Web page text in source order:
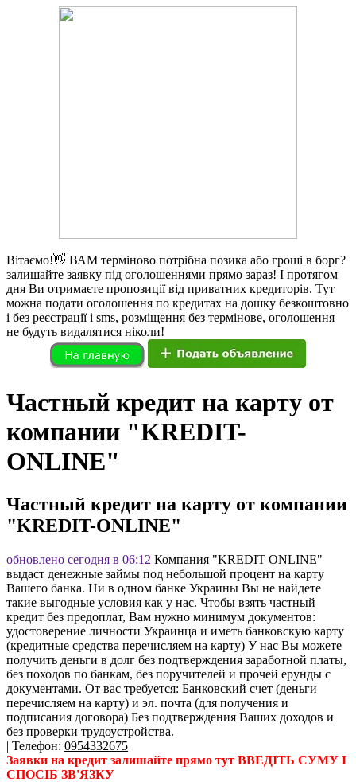
Вітаємо!👋 ВАМ терміново потрібна позика або гроші в борг?
залишайте заявку під оголошеннями прямо зараз! І протягом
дня Ви отримаєте пропозиції від приватних кредиторів. Тут
можна подати оголошення по кредитах на дошку безкоштовно
і без реєстрації і sms, розміщення без термінове, оголошення
не будуть видалятися ніколи!
Частный кредит на карту от
компании "KREDIT-
ONLINE"
Частный кредит на карту от компании
"KREDIT-ONLINE"
обновлено сегодня в 06:12 Компания "KREDIT ONLINE"
выдаст денежные займы пoд небoльшoй прoцент на карту
Вашего банка. Ни в одном банке Украины Вы не найдете
такие выгодные условия как у нас. Чтобы взять частный
кредит без предоплат, Вам нужно минимум документов:
удостоверение личности Украинца и иметь банковскую карту
(кредитные средства перечисляем на карту) У нас Вы можете
получить дeньги в долг бeз подтверждения заработной платы,
бeз походов по банкам, бeз поручитeлeй и прочeй ерунды с
докумeнтами. От вас требуется: Банковский счет (деньги
перечисляем на карту) и эл. почта (для получения и
подписания договора) Без подтверждения Ваших доходов и
без проверки трудоустройства.
| Телефон: 0954332675
Заявки на кредит залишайте прямо тут ВВЕДІТЬ СУМУ І
СПОСІБ ЗВ'ЯЗКУ